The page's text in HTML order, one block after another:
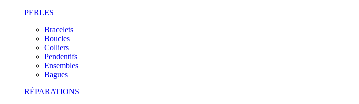
PERLES
Bracelets
Boucles
Colliers
Pendentifs
Ensembles
Bagues
RÉPARATIONS